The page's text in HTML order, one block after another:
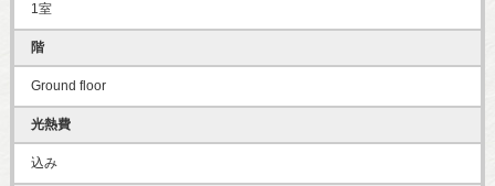
1室
階
Ground floor
光熱費
込み